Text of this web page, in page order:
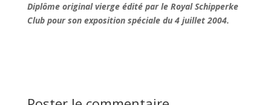
Diplôme original vierge édité par le Royal Schipperke
Club pour son exposition spéciale du 4 juillet 2004.